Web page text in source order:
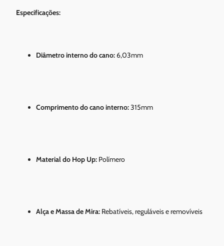
Especificações:
Diâmetro interno do cano: 6,03mm
Comprimento do cano interno:315mm
Material do Hop Up: Polímero
Alça e Massa de Mira: Rebatíveis, reguláveis e removíveis